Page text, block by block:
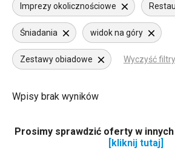
Imprezy okolicznościowe
Śniadania widok na góry
Zestawy obiadowe Wyczyść filtry
Wpisy brak wyników
Prosimy sprawdzić oferty w
[kliknij tutaj]